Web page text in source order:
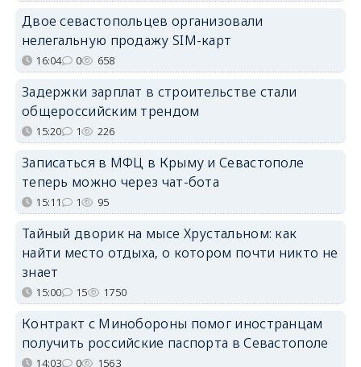
Двое севастопольцев организовали
нелегальную продажу SIM-карт
16:04 0 658
Задержки зарплат в строительстве стали
общероссийским трендом
15:20 1 226
Записаться в МФЦ в Крыму и Севастополе
теперь можно через чат-бота
15:11 1 95
Тайный дворик на мысе Хрустальном: как
найти место отдыха, о котором почти никто не
знает
15:00 15 1750
Контракт с Минобороны помог иностранцам
получить российские паспорта в Севастополе
14:03 0 1563